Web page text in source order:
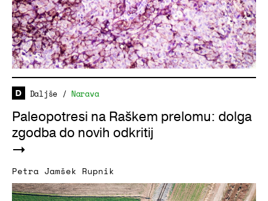
Daljše / Narava
Paleopotresi na Raškem prelomu: dolga
zgodba do novih odkritij
Petra Jamšek Rupnik